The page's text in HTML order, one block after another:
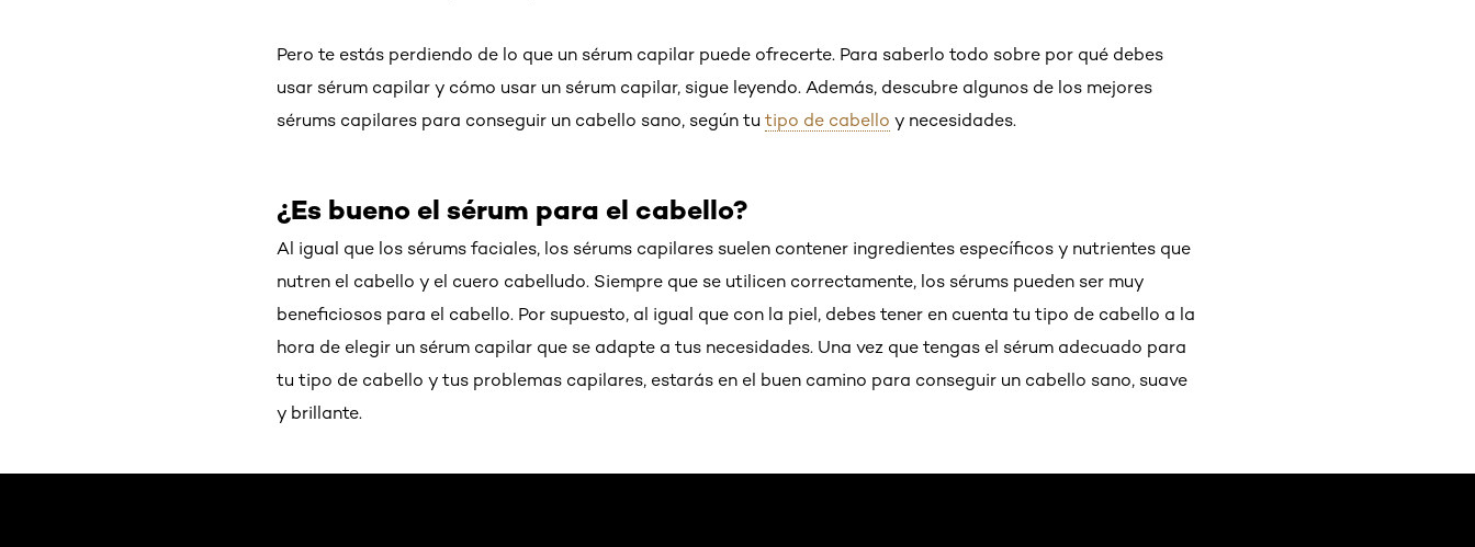
Pero te estás perdiendo de lo que un sérum capilar puede ofrecerte. Para saberlo todo sobre por qué debes
usar sérum capilar y cómo usar un sérum capilar, sigue leyendo. Además, descubre algunos de los mejores
sérums capilares para conseguir un cabello sano, según tu tipo de cabello y necesidades.
¿Es bueno el sérum para el cabello?
Al igual que los sérums faciales, los sérums capilares suelen contener ingredientes específicos y nutrientes que
nutren el cabello y el cuero cabelludo. Siempre que se utilicen correctamente, los sérums pueden ser muy
beneficiosos para el cabello. Por supuesto, al igual que con la piel, debes tener en cuenta tu tipo de cabello a la
hora de elegir un sérum capilar que se adapte a tus necesidades. Una vez que tengas el sérum adecuado para
tu tipo de cabello y tus problemas capilares, estarás en el buen camino para conseguir un cabello sano, suave
y brillante.